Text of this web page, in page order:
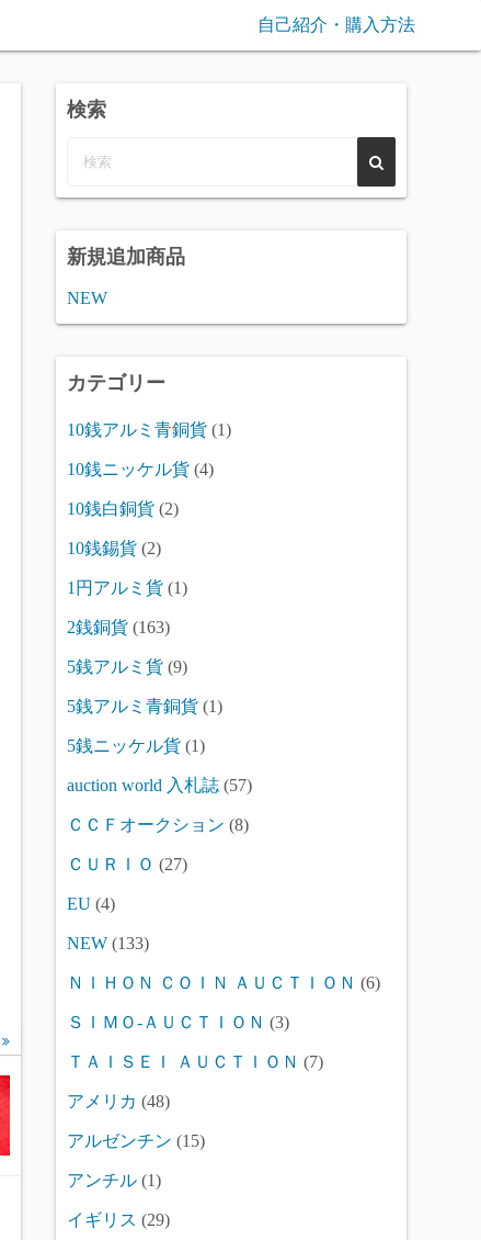
自己紹介・購入方法
検索
新規追加商品
NEW
カテゴリー
10銭アルミ青銅貨 (1)
10銭ニッケル貨 (4)
10銭白銅貨 (2)
10銭錫貨 (2)
1円アルミ貨 (1)
2銭銅貨 (163)
5銭アルミ貨 (9)
5銭アルミ青銅貨 (1)
5銭ニッケル貨 (1)
auction world 入札誌 (57)
ＣＣＦオークション (8)
ＣＵＲＩＯ (27)
EU (4)
NEW (133)
ＮＩＨＯＮ ＣＯＩＮ ＡＵＣＴＩＯＮ (6)
ＳＩＭＯ-ＡＵＣＴＩＯＮ (3)
ＴＡＩＳＥＩ ＡＵＣＴＩＯＮ (7)
アメリカ (48)
アルゼンチン (15)
アンチル (1)
イギリス (29)